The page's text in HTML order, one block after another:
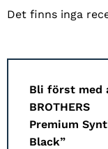
Det finns inga
Bli först med
BROTHERS
Premium
Black”